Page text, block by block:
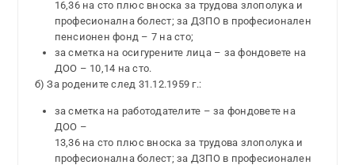
16,36 на сто плюс вноска за трудова злополука и
професионална болест; за ДЗПО в професионален
пенсионен фонд – 7 на сто;
за сметка на осигурените лица – за фондовете на
ДОО – 10,14 на сто.
б) За родените след 31.12.1959 г.:
за сметка на работодателите – за фондовете на
ДОО –
13,36 на сто плюс вноска за трудова злополука и
професионална болест; за ДЗПО в професионален